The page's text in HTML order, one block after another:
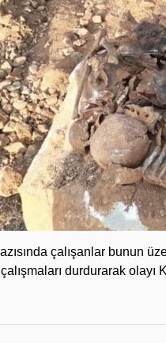
çalışanlar bunun
durdurarak